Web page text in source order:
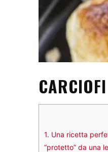
1. Una ricetta
“protetto” da una